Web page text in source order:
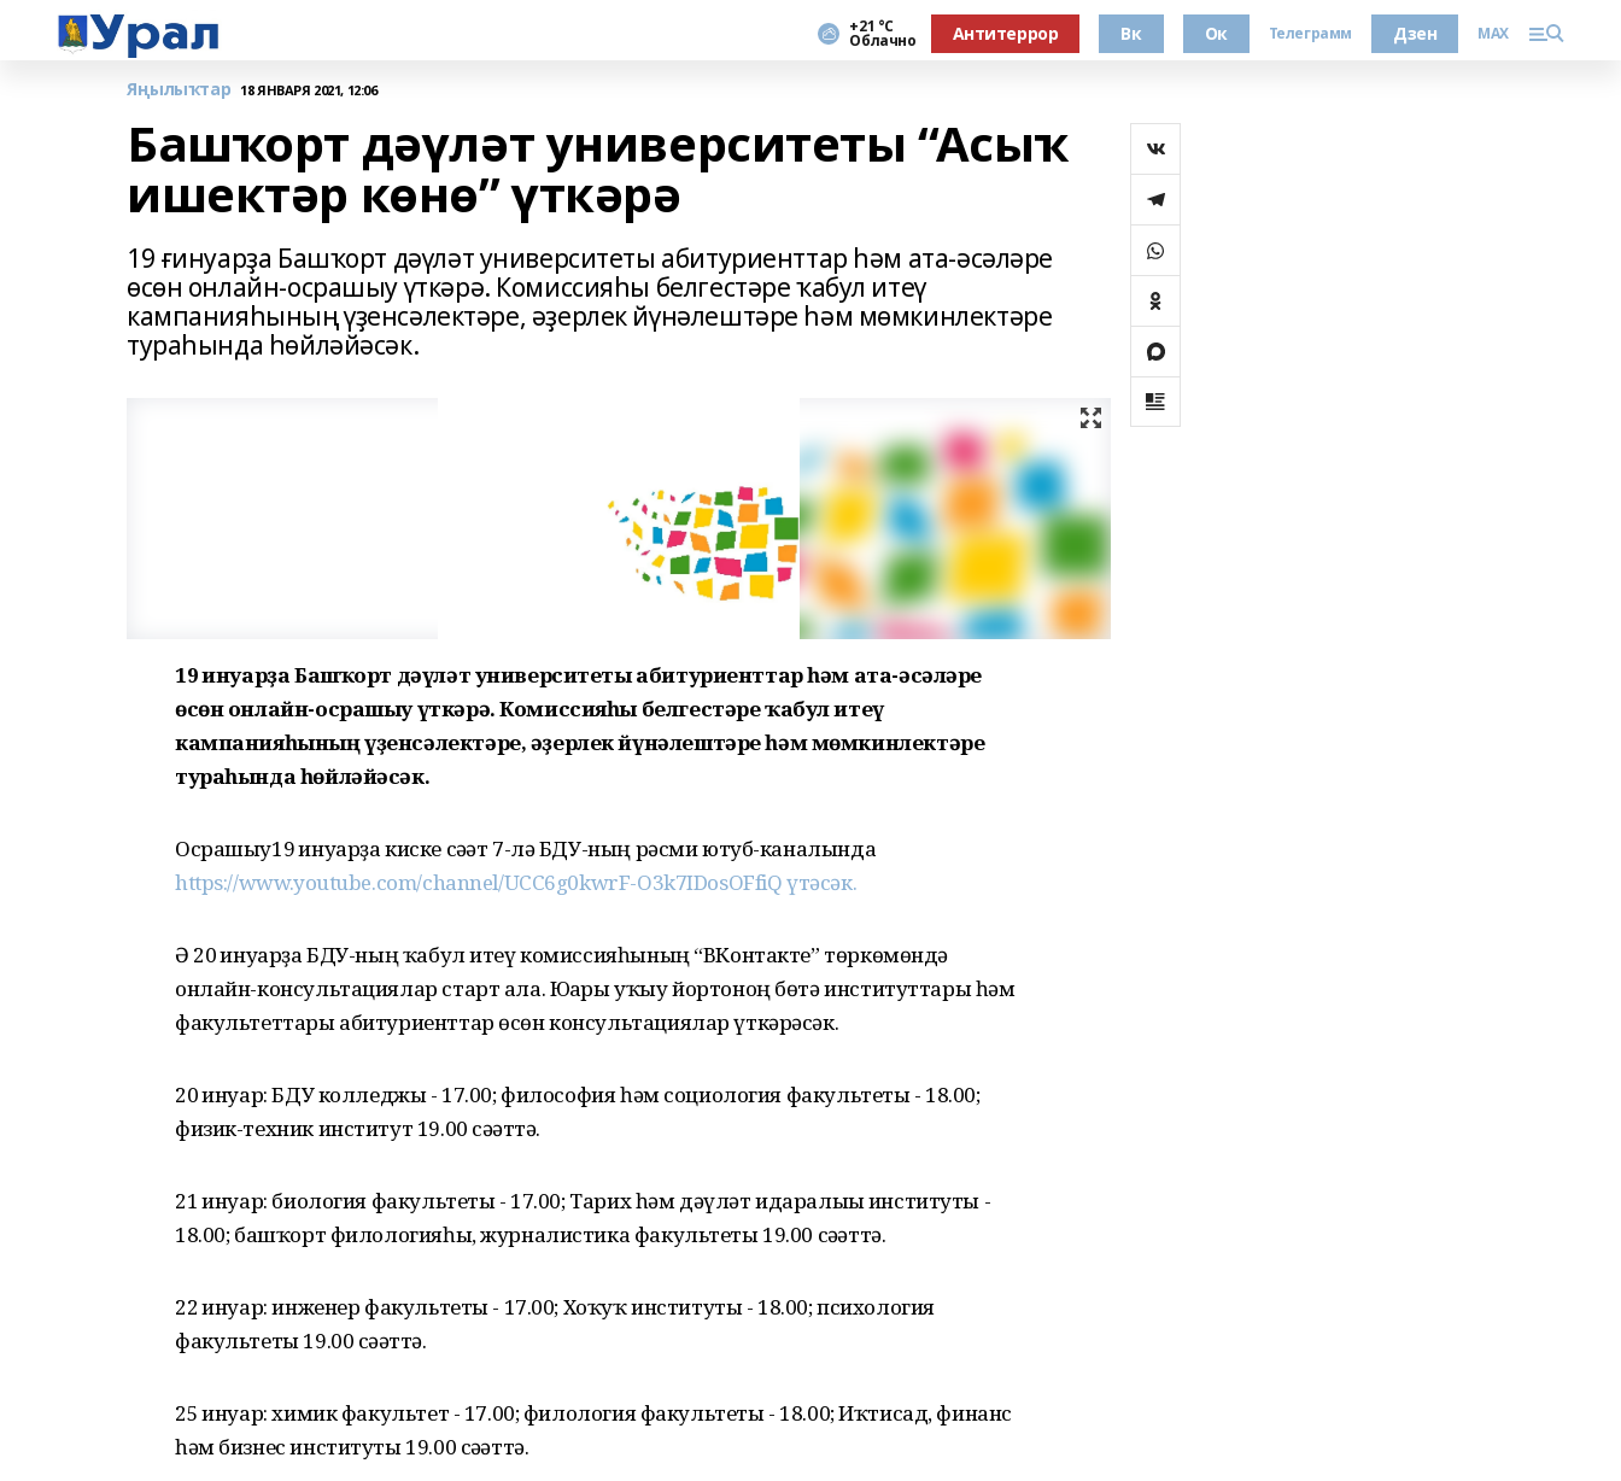
+21 °С
Облачно Антитеррор Вк Ок Телеграмм Дзен MAX
Яңылыҡтар 18 ЯНВАРЯ 2021, 12:06
Башҡорт дәүләт университеты “Асыҡ
ишектәр көнө” үткәрә
19 ғинуарҙа Башҡорт дәүләт университеты абитуриенттар һәм ата-әсәләре
өсөн онлайн-осрашыу үткәрә. Комиссияһы белгестәре ҡабул итеү
кампанияһының үҙенсәлектәре, әҙерлек йүнәлештәре һәм мөмкинлектәре
тураһында һөйләйәсәк.
19 ғинуарҙа Башҡорт дәүләт университеты абитуриенттар һәм ата-әсәләре
өсөн онлайн-осрашыу үткәрә. Комиссияһы белгестәре ҡабул итеү
кампанияһының үҙенсәлектәре, әҙерлек йүнәлештәре һәм мөмкинлектәре
тураһында һөйләйәсәк.
Осрашыу19 ғинуарҙа киске сәғәт 7-лә БДУ-ның рәсми ютуб-каналында
https://www.youtube.com/channel/UCC6g0kwrF-O3k7IDosOFfiQ үтәсәк.
Ә 20 ғинуарҙа БДУ-ның ҡабул итеү комиссияһының “ВКонтакте” төркөмөндә
онлайн-консультациялар старт ала. Юғары уҡыу йортоноң бөтә институттары һәм
факультеттары абитуриенттар өсөн консультациялар үткәрәсәк.
20 ғинуар: БДУ колледжы - 17.00; философия һәм социология факультеты - 18.00;
физик-техник институт 19.00 сәғәттә.
21 ғинуар: биология факультеты - 17.00; Тарих һәм дәүләт идаралығы институты -
18.00; башҡорт филологияһы, журналистика факультеты 19.00 сәғәттә.
22 ғинуар: инженер факультеты - 17.00; Хоҡуҡ институты - 18.00; психология
факультеты 19.00 сәғәттә.
25 ғинуар: химик факультет - 17.00; филология факультеты - 18.00; Иҡтисад, финанс
һәм бизнес институты 19.00 сәғәттә.